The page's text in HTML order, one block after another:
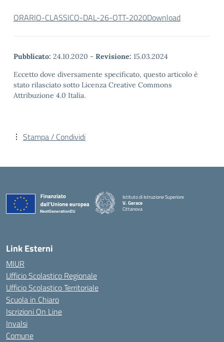
ORARIO-CLASSICO-DAL-26-OTT-2020Download
Pubblicato: 24.10.2020 - Revisione: 15.03.2024
Eccetto dove diversamente specificato, questo articolo è
stato rilasciato sotto Licenza Creative Commons
Attribuzione 4.0 Italia.
Stampa / Condividi
Istituto di Istruzione Superiore
V. Gerace
Cittanova
Link Esterni
MIUR
Ufficio Scolastico Regionale
Ufficio Scolastico Territoriale
Scuola in Chiaro
Iscrizioni On Line
Invalsi
Comune